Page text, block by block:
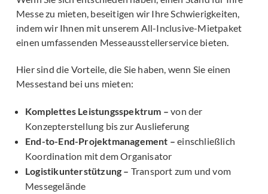
Messe zu mieten, beseitigen wir Ihre Schwierigkeiten,
indem wir Ihnen mit unserem All-Inclusive-Mietpaket
einen umfassenden Messeausstellerservice bieten.
Hier sind die Vorteile, die Sie haben, wenn Sie einen
Messestand bei uns mieten:
Komplettes Leistungsspektrum – von der
Konzepterstellung bis zur Auslieferung
End-to-End-Projektmanagement – einschließlich
Koordination mit dem Organisator
Logistikunterstützung – Transport zum und vom
Messegelände